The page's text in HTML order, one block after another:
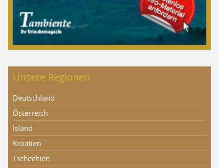
Unsere Regionen
Deutschland
Österreich
Island
Kroatien
Tschechien